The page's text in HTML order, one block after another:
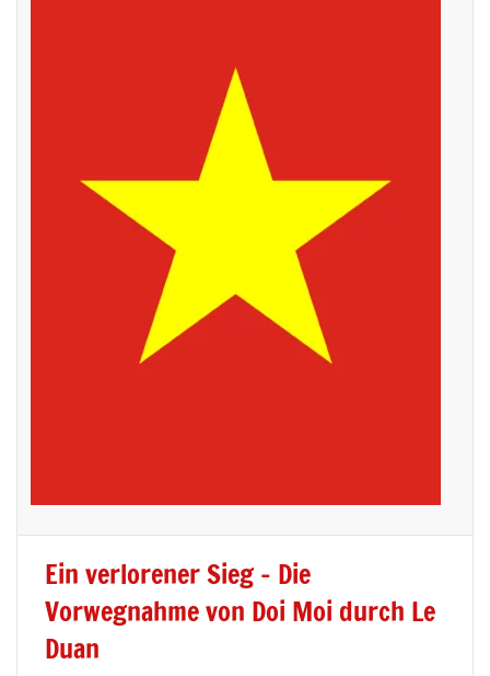
Ein verlorener Sieg – Die
Vorwegnahme von Doi Moi durch Le
Duan